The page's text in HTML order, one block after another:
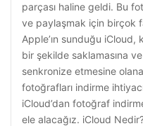
parçası haline geldi. Bu
ve paylaşmak için birçok
Apple’ın sunduğu iCloud,
bir şekilde saklamasına
senkronize etmesine
fotoğrafları indirme
iCloud’dan fotoğraf
ele alacağız. iCloud